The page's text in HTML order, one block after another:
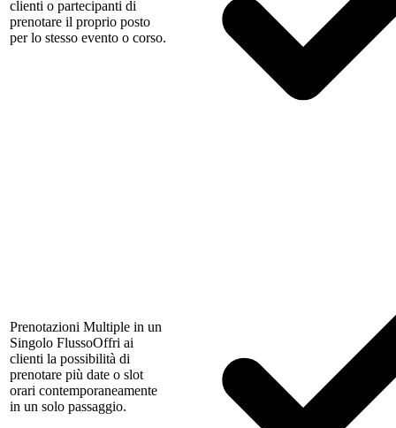
clienti o partecipanti di
prenotare il proprio posto
per lo stesso evento o corso.
Prenotazioni Multiple in un
Singolo FlussoOffri ai
clienti la possibilità di
prenotare più date o slot
orari contemporaneamente
in un solo passaggio.